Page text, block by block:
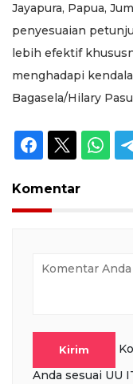
Jayapura, Papua,
penyesuaian
lebih efektif
menghadapi
Bagasela/Hilary
Komentar
Kirim
Anda sesuai UU